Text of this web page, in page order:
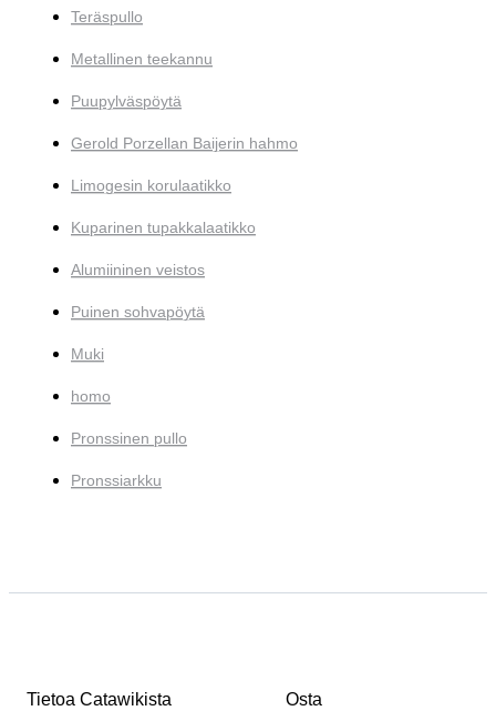
Teräspullo
Metallinen teekannu
Puupylväspöytä
Gerold Porzellan Baijerin hahmo
Limogesin korulaatikko
Kuparinen tupakkalaatikko
Alumiininen veistos
Puinen sohvapöytä
Muki
homo
Pronssinen pullo
Pronssiarkku
Tietoa Catawikista Osta